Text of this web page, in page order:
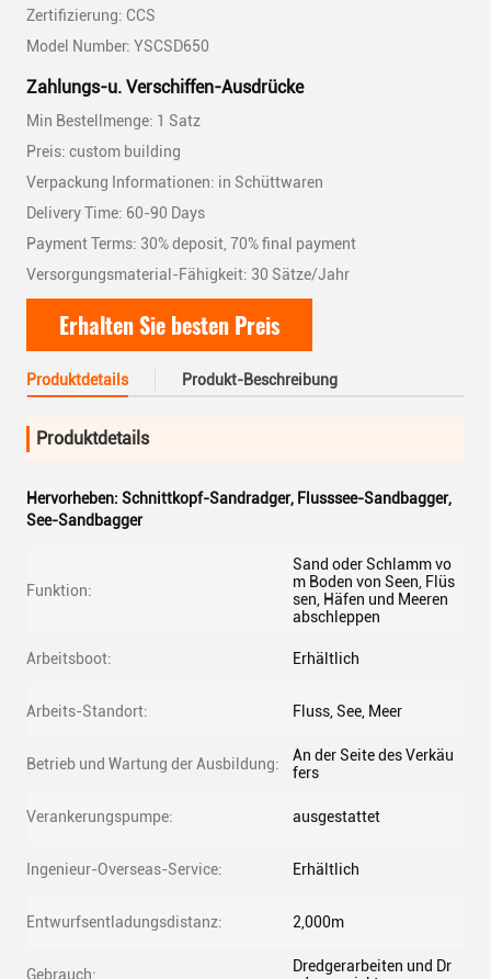
Zertifizierung: CCS
Model Number: YSCSD650
Zahlungs-u. Verschiffen-Ausdrücke
Min Bestellmenge: 1 Satz
Preis: custom building
Verpackung Informationen: in Schüttwaren
Delivery Time: 60-90 Days
Payment Terms: 30% deposit, 70% final payment
Versorgungsmaterial-Fähigkeit: 30 Sätze/Jahr
Erhalten Sie besten Preis
Produktdetails Produkt-Beschreibung
Produktdetails
Hervorheben: Schnittkopf-Sandradger, Flusssee-Sandbagger,
See-Sandbagger
Funktion:
Sand oder Schlamm vo
m Boden von Seen, Flüs
sen, Häfen und Meeren
abschleppen
Arbeitsboot: Erhältlich
Arbeits-Standort: Fluss, See, Meer
Betrieb und Wartung der Ausbildung:
An der Seite des Verkäu
fers
Verankerungspumpe: ausgestattet
Ingenieur-Overseas-Service: Erhältlich
Entwurfsentladungsdistanz: 2,000m
Gebrauch:
Dredgerarbeiten und Dr